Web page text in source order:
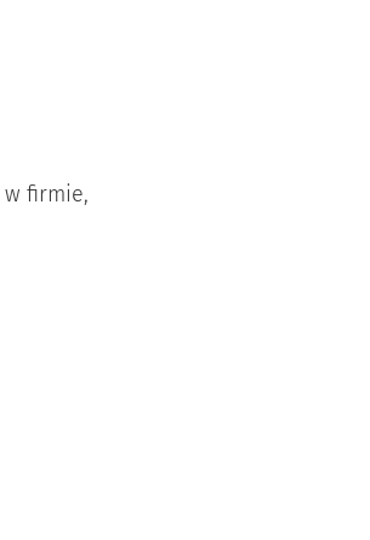
w firmie,